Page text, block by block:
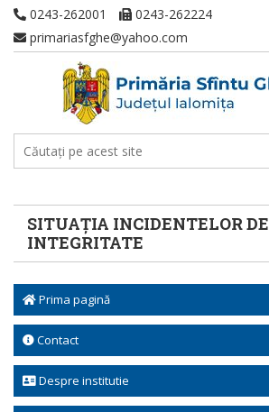
0243-262001
0243-262224
primariasfghe@yahoo.com
SITUAȚIA INCIDENTELOR DE
INTEGRITATE
Prima pagină
Contact
Despre institutie